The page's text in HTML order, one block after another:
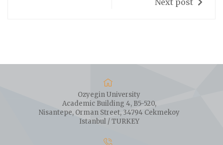
Next post
Ozyegin University
Academic Building 4, B5-520,
Nisantepe, Orman Street, 34794 Cekmekoy
Istanbul / TURKEY